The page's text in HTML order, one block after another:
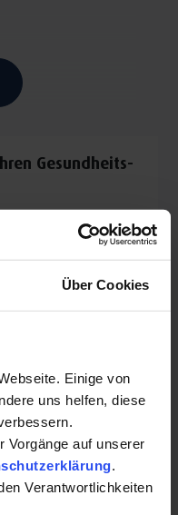
Über Cookies
Einige von
uns helfen, diese
Vorgänge auf unserer
Verantwortlichkeiten
Gesundheits-